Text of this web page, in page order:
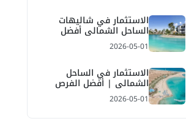
الاستثمار في شاليهات
الساحل الشمالي أفضل
الفرص والعائد 2026
2026-05-01
الاستثمار في الساحل
الشمالي | أفضل الفرص
العقارية والعائد المتوقع
2026
2026-05-01